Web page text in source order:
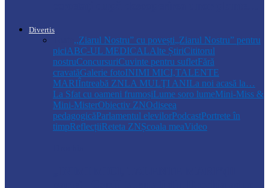
Divertis
,,Ziarul Nostru” cu povești„Ziarul Nostru” pentru
piciABC-UL MEDICALAlte ȘtiriCititorul
nostruConcursuriCuvinte pentru sufletFără
cravatăGalerie fotoINIMI MICI,TALENTE
MARIÎntreabă ZNLA MULŢI ANILa noi acasă la…
La Sfat cu oameni frumoșiLume soro lumeMini-Miss &
Mini-MisterObiectiv ZNOdiseea
pedagogicăParlamentul elevilorPodcastPortrete în
timpReflecțiiReteta ZNȘcoala meaVideo